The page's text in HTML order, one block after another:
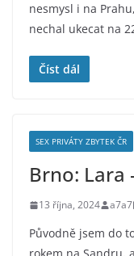
nesmysl i na
nechal ukecat na
Číst dál
SEX PRIVÁTY ZBYTEK ČR
Brno: Lara
13 října, 2024 a7a7
Původně jsem do